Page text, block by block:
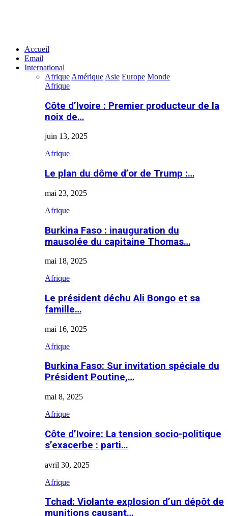
Accueil
Email
International
Afrique Amérique Asie Europe Monde
Afrique
Côte d’Ivoire : Premier producteur de la
noix de…
juin 13, 2025
Afrique
Le plan du dôme d’or de Trump :…
mai 23, 2025
Afrique
Burkina Faso : inauguration du
mausolée du capitaine Thomas…
mai 18, 2025
Afrique
Le président déchu Ali Bongo et sa
famille…
mai 16, 2025
Afrique
Burkina Faso: Sur invitation spéciale du
Président Poutine,…
mai 8, 2025
Afrique
Côte d’Ivoire: La tension socio-politique
s’exacerbe : parti…
avril 30, 2025
Afrique
Tchad: Violante explosion d’un dépôt de
munitions causant…